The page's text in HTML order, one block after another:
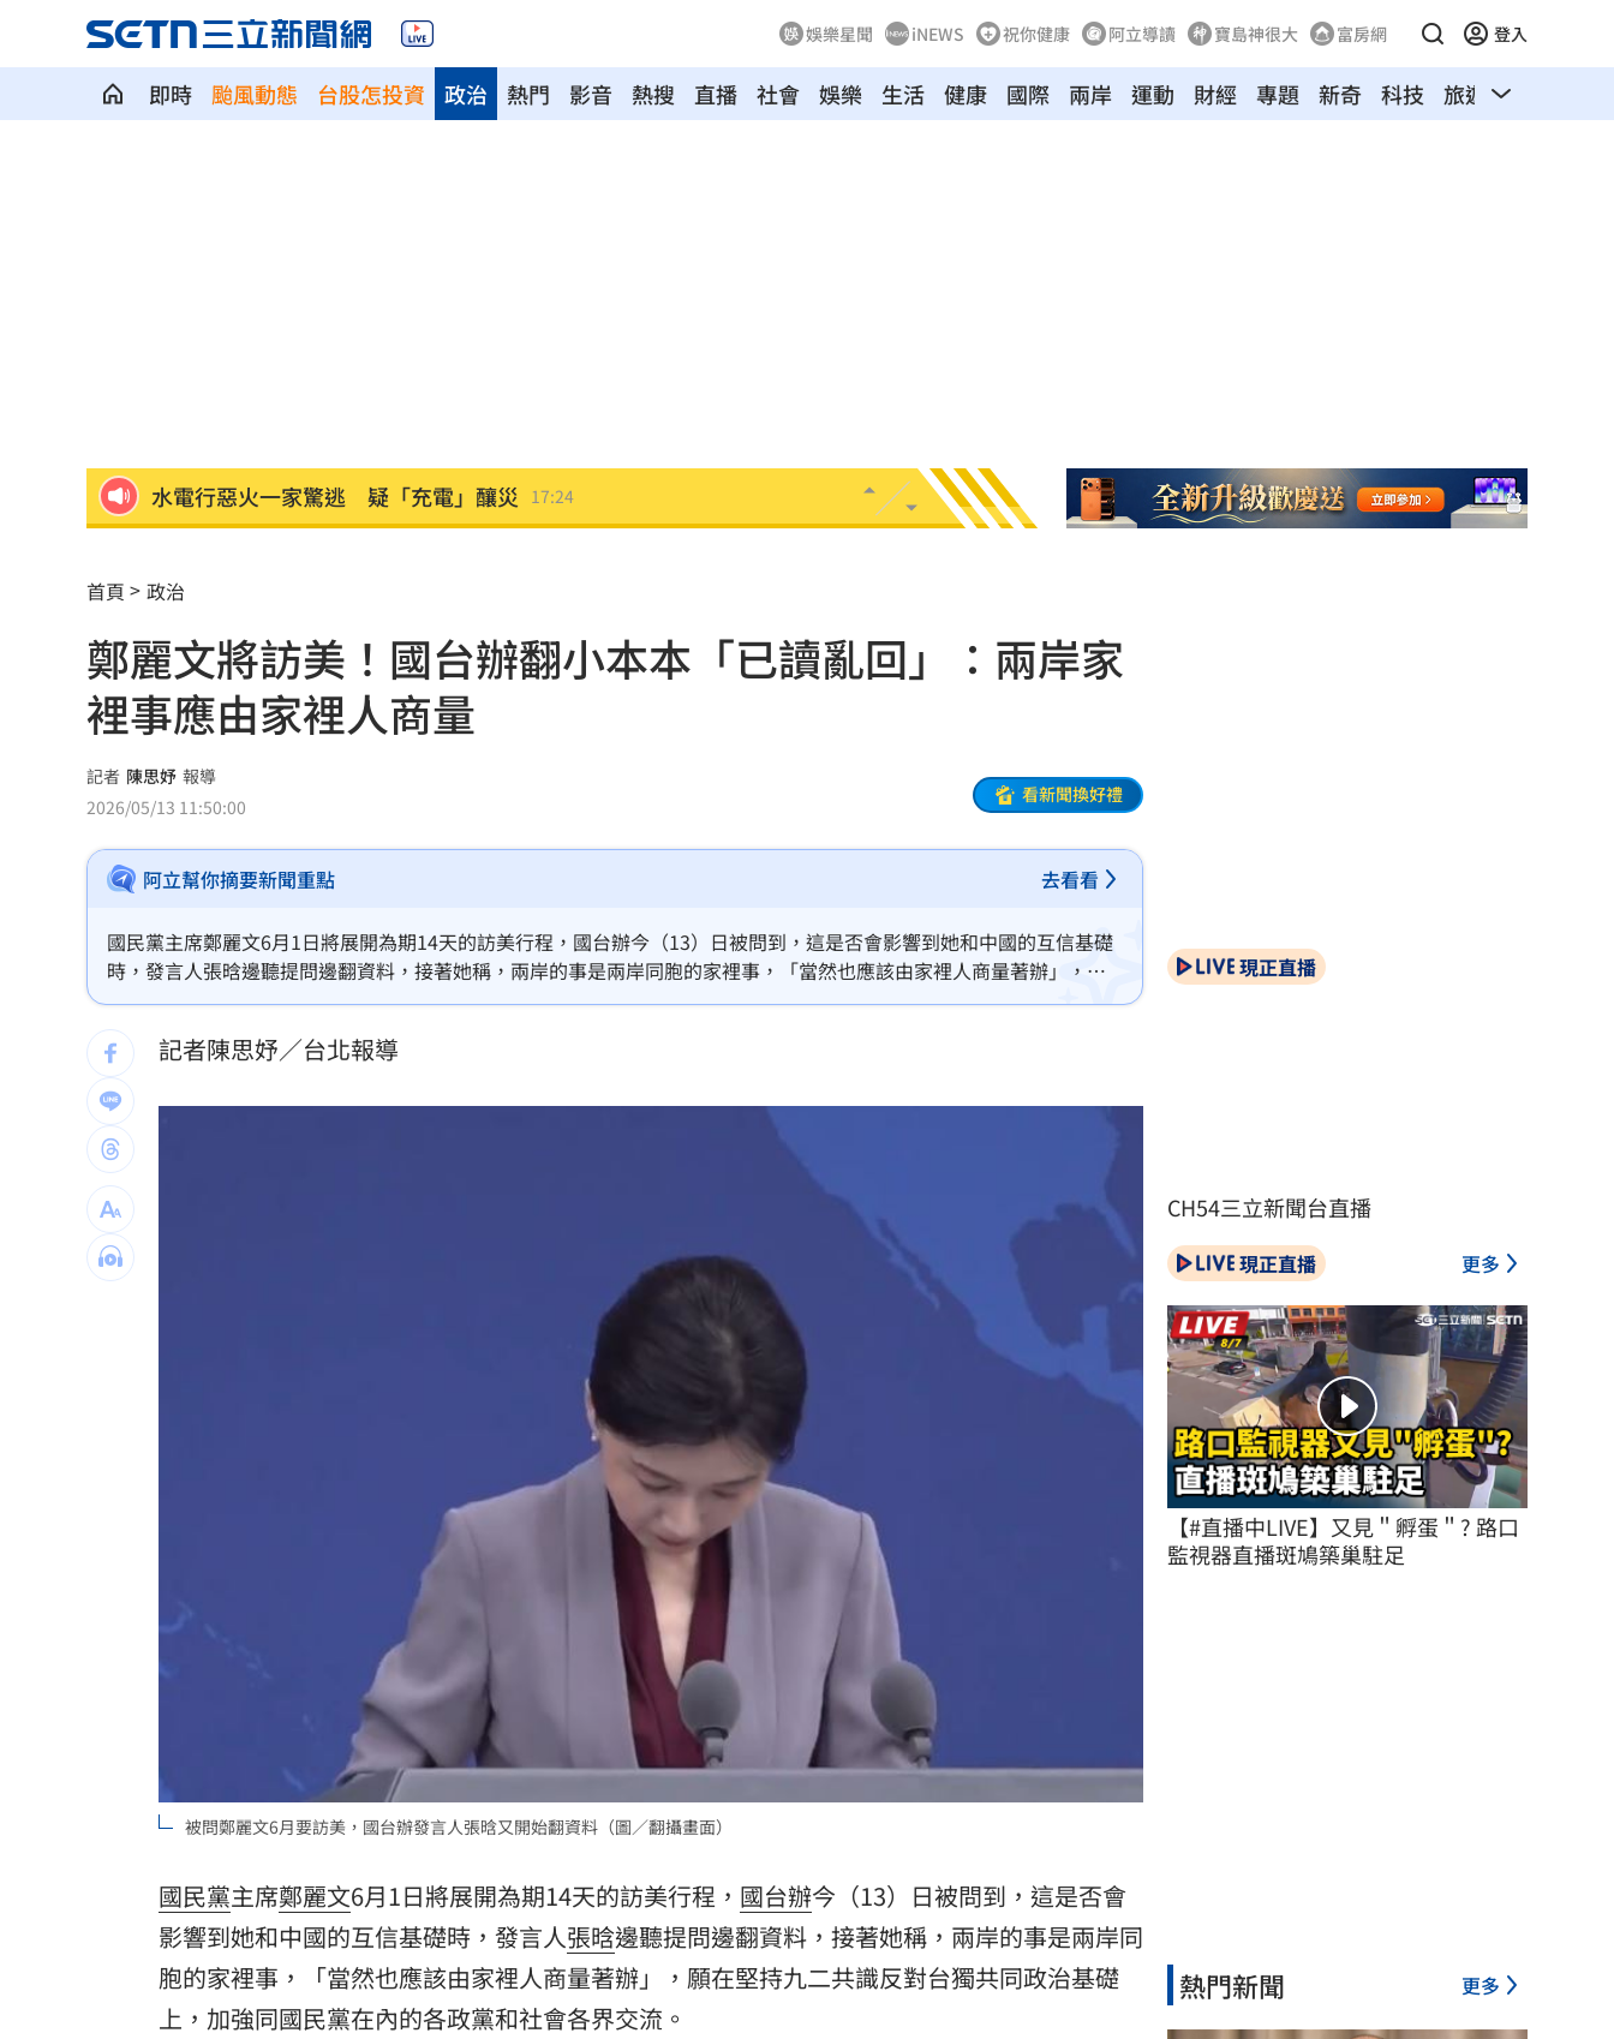
娛樂星聞 iNEWS 祝你健康 阿立導讀 寶島神很大 富房網 登入
即時 颱風動態 台股怎投資 熱門 影音 熱搜 直播
政治 社會 娛樂 生活 健康 國際 兩岸 運動 財經 專題 新奇 科技 旅遊 汽車
水電行惡火一家驚逃 疑「充電」釀災 17:24
東野圭吾驟逝 生前巨作9月將在台上映
台韓出口首超日本 「 這需求」成關鍵 17:22
滴管灌毒強拍謎片！宮廟男性侵傳播妹致死
班鐵翔摔傷住院 妻控曹雨婷包6百元紅包
小股民看過來！台塑四大公司7月增收紅
愷樂認女兒早產 道歉曝「一度裝呼吸機」
視察城鎮韌性演習 張惇涵：有準備更安全 17:16
「天坑案」楊文科一審無罪 竹檢全面上訴
7月營收衝64億 王俊強：川湖是最純AI股 17:12
台彩父親節推新刮刮樂千萬頭獎超「爸」氣 12:00
商場戰國來臨 台中「頂奢大道」逐漸成形 12:00
「拍片人的多重宇宙」職涯論壇9/12登場！ 10:30
8國球員齊聚高雄 Formosa 7s掀足球熱潮
理想混蛋號召粉絲跨海追星吃美食！
首頁 政治
鄭麗文將訪美！國台辦翻小本本「已讀亂回」：兩岸家
裡事應由家裡人商量
記者 陳思妤 報導
2026/05/13 11:50:00
看新聞換好禮
阿立幫你摘要新聞重點 去看看
國民黨主席鄭麗文6月1日將展開為期14天的訪美行程，國台辦今（13）日被問到，這是否會影響到她和中國的互信基礎
時，發言人張晗邊聽提問邊翻資料，接著她稱，兩岸的事是兩岸同胞的家裡事，「當然也應該由家裡人商量著辦」，願
在堅持九二共識反對台獨共同政治基礎上，加強同國民黨在內的各政黨和社會各界交流。
記者陳思妤／台北報導
被問鄭麗文6月要訪美，國台辦發言人張晗又開始翻資料（圖／翻攝畫面）
國民黨主席鄭麗文6月1日將展開為期14天的訪美行程， 國台辦今（13）日被問到，這是否會
影響到她和中國的互信基礎時，發言人張晗邊聽提問邊翻資料，接著她稱，兩岸的事是兩岸同
胞的家裡事，「當然也應該由家裡人商量著辦」，願在堅持九二共識反對台獨共同政治基礎
上，加強同國民黨在內的各政黨和社會各界交流。
現正直播
CH54三立新聞台直播
現正直播 更多
【#直播中LIVE】又見＂孵蛋＂? 路口
監視器直播斑鳩築巢駐足
熱門新聞 更多